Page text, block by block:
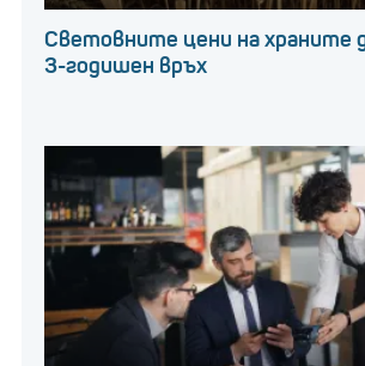
Световните цени на храните
3-годишен връх